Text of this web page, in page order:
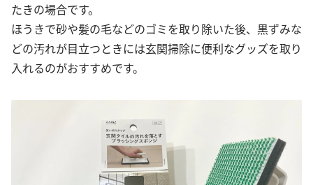
たきの場合です。
ほうきで砂や髪の毛などのゴミを取り除いた後、黒ずみな
どの汚れが目立つときには玄関掃除に便利なグッズを取り
入れるのがおすすめです。